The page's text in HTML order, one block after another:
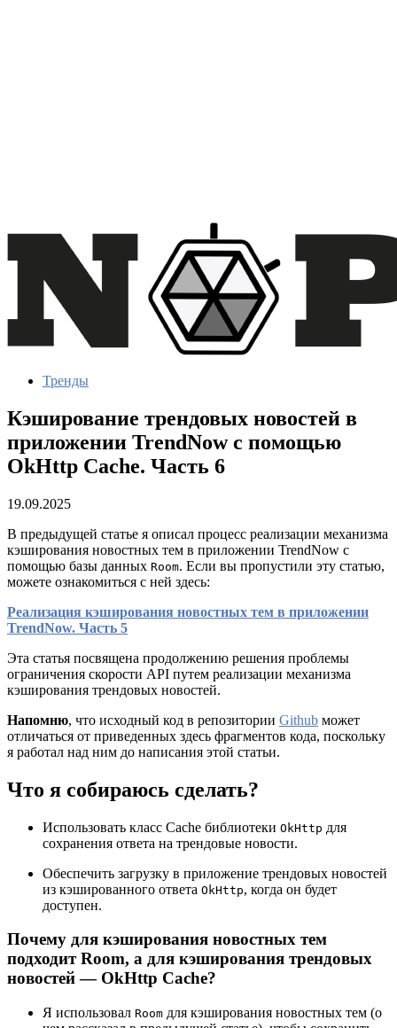
Тренды
Кэширование трендовых новостей в
приложении TrendNow с помощью
OkHttp Cache. Часть 6
19.09.2025
В предыдущей статье я описал процесс реализации механизма
кэширования новостных тем в приложении TrendNow с
помощью базы данных Room. Если вы пропустили эту статью,
можете ознакомиться с ней здесь:
Реализация кэширования новостных тем в приложении
TrendNow. Часть 5
Эта статья посвящена продолжению решения проблемы
ограничения скорости API путем реализации механизма
кэширования трендовых новостей.
Напомню, что исходный код в репозитории Github может
отличаться от приведенных здесь фрагментов кода, поскольку
я работал над ним до написания этой статьи.
Что я собираюсь сделать?
Использовать класс Cache библиотеки OkHttp для
сохранения ответа на трендовые новости.
Обеспечить загрузку в приложение трендовых новостей
из кэшированного ответа OkHttp, когда он будет
доступен.
Почему для кэширования новостных тем
подходит Room, а для кэширования трендовых
новостей — OkHttp Cache?
Я использовал Room для кэширования новостных тем (о